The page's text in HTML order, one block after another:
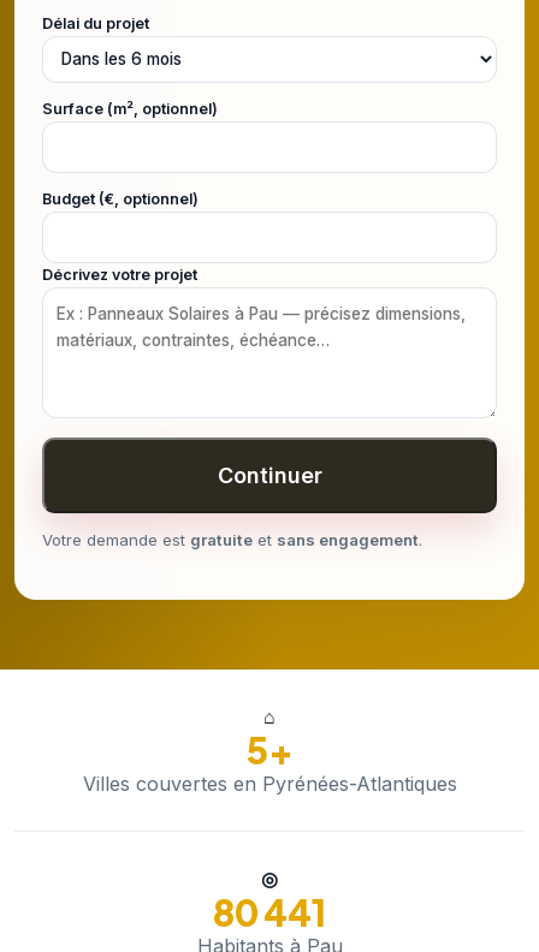
Délai du projet
Surface (m², optionnel)
Budget (€, optionnel)
Décrivez votre projet
Continuer
Votre demande est gratuite et sans engagement.
⌂
5+
Villes couvertes en Pyrénées-Atlantiques
◎
80 441
Habitants à Pau